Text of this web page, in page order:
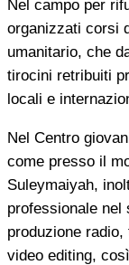
Nel campo per
organizzati corsi
umanitario, che
tirocini retribuiti
locali e
Nel Centro
come presso il
Suleymaiyah,
professionale nel
produzione
video editing,